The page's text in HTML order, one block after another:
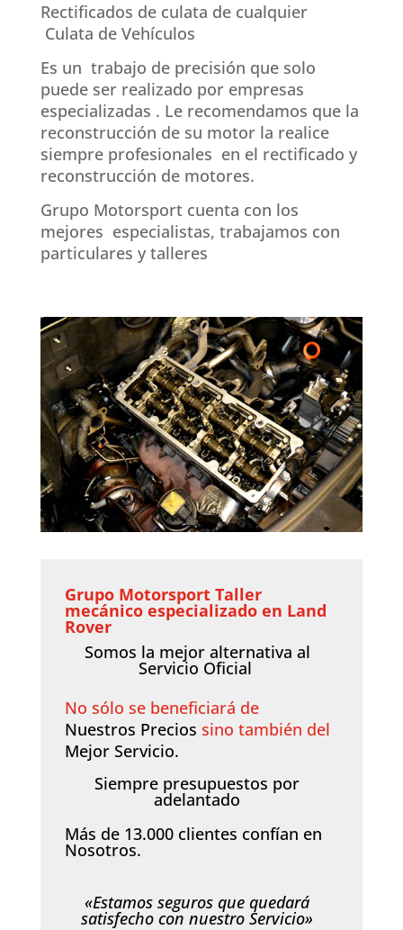
Rectificados de culata de cualquier
Culata de Vehículos
Es un trabajo de precisión que solo
puede ser realizado por empresas
especializadas . Le recomendamos que la
reconstrucción de su motor la realice
siempre profesionales en el rectificado y
reconstrucción de motores.
Grupo Motorsport cuenta con los
mejores especialistas, trabajamos con
particulares y talleres
Grupo Motorsport Taller
mecánico especializado en Land
Rover
Somos la mejor alternativa al
Servicio Oficial
No sólo se beneficiará de
Nuestros Precios sino también del
Mejor Servicio.
Siempre presupuestos por
adelantado
Más de 13.000 clientes confían en
Nosotros.
«Estamos seguros que quedará
satisfecho con nuestro Servicio»